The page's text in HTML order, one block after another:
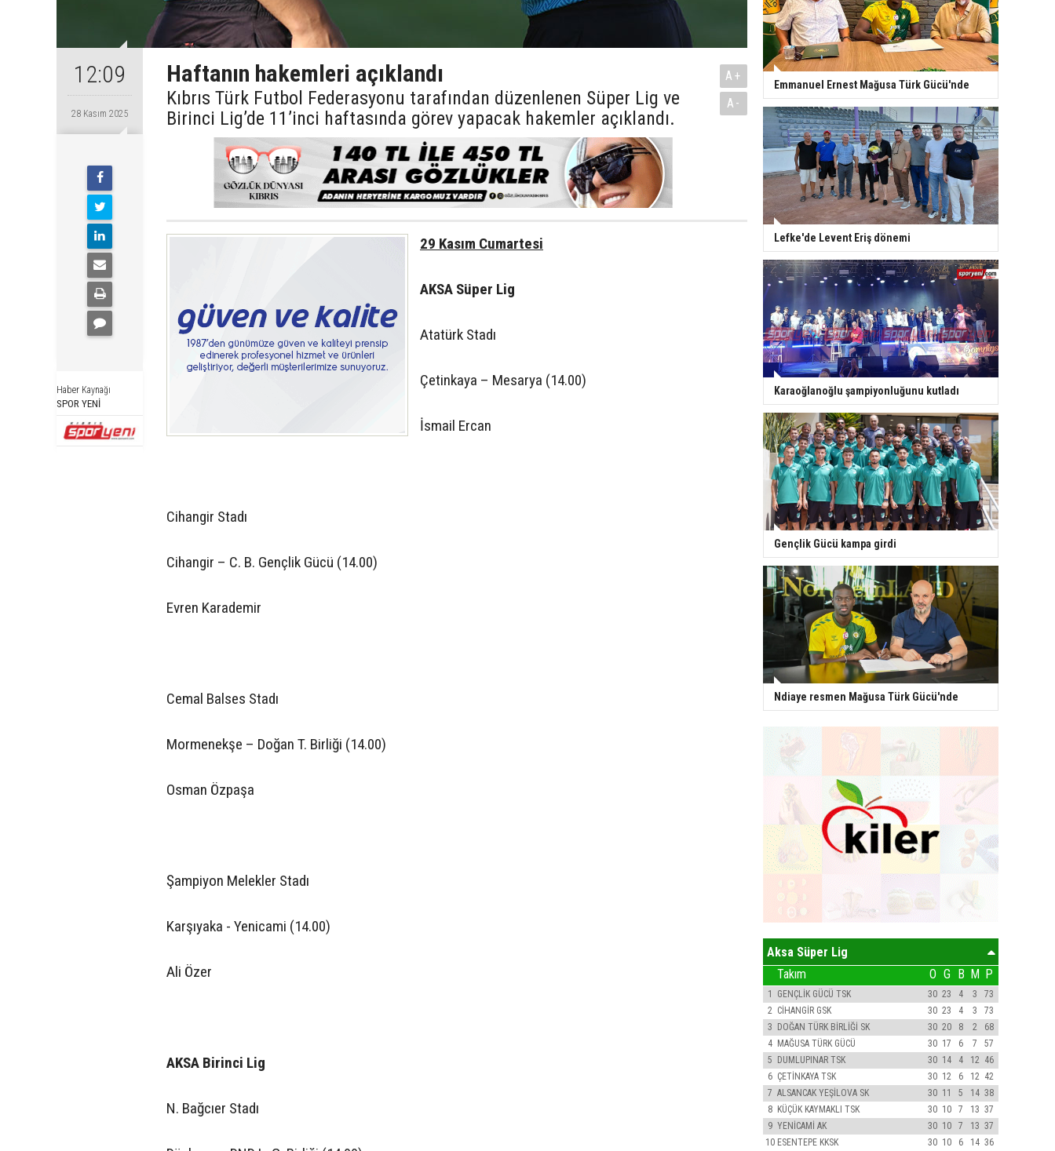
12:09
28 Kasım 2025
Haber Kaynağı
SPOR YENİ
Haftanın hakemleri açıklandı
Kıbrıs Türk Futbol Federasyonu tarafından düzenlenen Süper Lig ve
Birinci Lig’de 11’inci haftasında görev yapacak hakemler açıklandı.
A+
A-
29 Kasım Cumartesi
AKSA Süper Lig
Atatürk Stadı
Çetinkaya – Mesarya (14.00)
İsmail Ercan
Cihangir Stadı
Cihangir – C. B. Gençlik Gücü (14.00)
Evren Karademir
Cemal Balses Stadı
Mormenekşe – Doğan T. Birliği (14.00)
Osman Özpaşa
Şampiyon Melekler Stadı
Karşıyaka - Yenicami (14.00)
Ali Özer
AKSA Birinci Lig
N. Bağcıer Stadı
Emmanuel Ernest Mağusa Türk Gücü'nde
Lefke'de Levent Eriş dönemi
Karaoğlanoğlu şampiyonluğunu kutladı
Gençlik Gücü kampa girdi
Ndiaye resmen Mağusa Türk Gücü'nde
Aksa Süper Lig
Takım O G B M P
1 GENÇLİK GÜCÜ TSK 30 23 4 3
73
2 CİHANGİR GSK 30 23 4 3
73
3 DOĞAN TÜRK BİRLİĞİ SK 30 20 8 2
68
4 MAĞUSA TÜRK GÜCÜ 30 17 6 7
57
5 DUMLUPINAR TSK 30 14 4 12 46
6 ÇETİNKAYA TSK 30 12 6 12 42
7 ALSANCAK YEŞİLOVA SK 30 11 5 14 38
8 KÜÇÜK KAYMAKLI TSK 30 10 7 13 37
9 YENİCAMİ AK 30 10 7 13 37
10 ESENTEPE KKSK 30 10 6 14 36